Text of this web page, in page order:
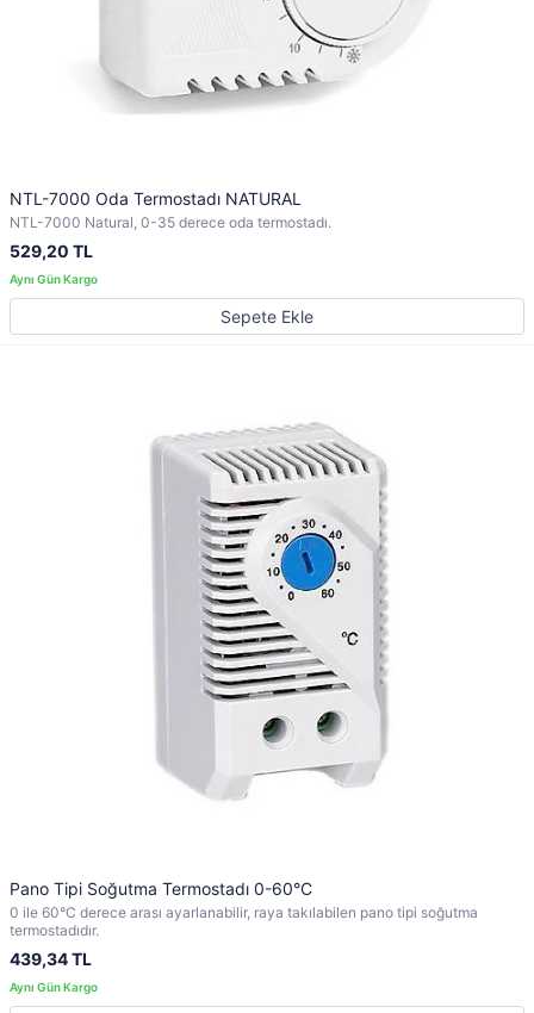
NTL-7000 Oda Termostadı NATURAL
NTL-7000 Natural, 0-35 derece oda termostadı.
529,20 TL
Sepete Ekle
Pano Tipi Soğutma Termostadı 0-60°C
0 ile 60°C derece arası ayarlanabilir, raya takılabilen pano tipi soğutma
termostadıdır.
439,34 TL